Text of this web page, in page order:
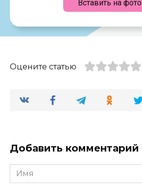
Вставить на фото
Оцените статью
Добавить комментарий
Имя
*